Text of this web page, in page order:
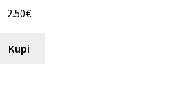
2.50€
Kupi